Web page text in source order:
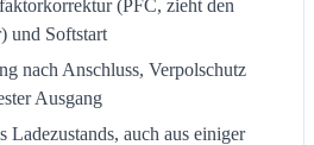
(PFC, zieht den
und Softstart
nach Anschluss, Verpolschutz
Ausgang
Ladezustands, auch aus einiger